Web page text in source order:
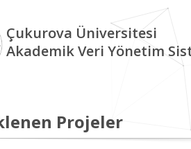
Çukurova Üniversitesi
Akademik Veri Yönetim
Projeler